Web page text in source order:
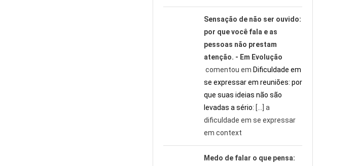
Sensação de não ser ouvido:
por que você fala e as
pessoas não prestam
atenção. - Em Evolução
comentou em Dificuldade em
se expressar em reuniões: por
que suas ideias não são
levadas a sério: […] a
dificuldade em se expressar
em context
Medo de falar o que pensa: